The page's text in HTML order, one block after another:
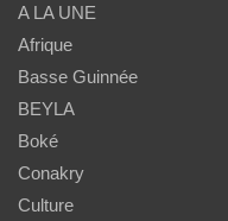
A LA UNE
Afrique
Basse Guinnée
BEYLA
Boké
Conakry
Culture